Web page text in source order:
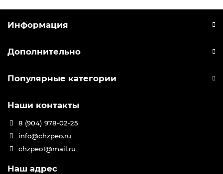
Информация
Дополнительно
Популярные категории
Наши контакты
8 (904) 978-02-25
info@chzpeo.ru
chzpeo1@mail.ru
Наш адрес